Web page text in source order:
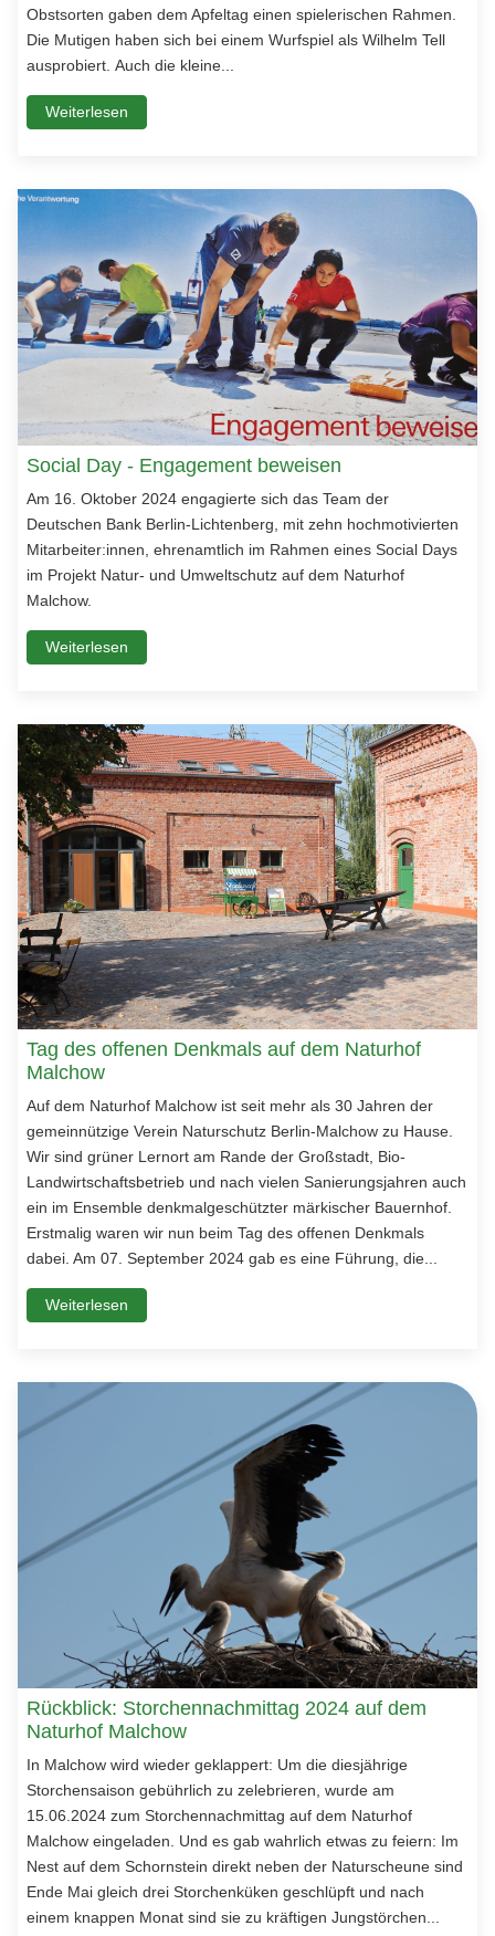
Obstsorten gaben dem Apfeltag einen spielerischen Rahmen.
Die Mutigen haben sich bei einem Wurfspiel als Wilhelm Tell
ausprobiert. Auch die kleine...
Weiterlesen
Social Day - Engagement beweisen
Am 16. Oktober 2024 engagierte sich das Team der
Deutschen Bank Berlin-Lichtenberg, mit zehn hochmotivierten
Mitarbeiter:innen, ehrenamtlich im Rahmen eines Social Days
im Projekt Natur- und Umweltschutz auf dem Naturhof
Malchow.
Weiterlesen
Tag des offenen Denkmals auf dem Naturhof
Malchow
Auf dem Naturhof Malchow ist seit mehr als 30 Jahren der
gemeinnützige Verein Naturschutz Berlin-Malchow zu Hause.
Wir sind grüner Lernort am Rande der Großstadt, Bio-
Landwirtschaftsbetrieb und nach vielen Sanierungsjahren auch
ein im Ensemble denkmalgeschützter märkischer Bauernhof.
Erstmalig waren wir nun beim Tag des offenen Denkmals
dabei. Am 07. September 2024 gab es eine Führung, die...
Weiterlesen
Rückblick: Storchennachmittag 2024 auf dem
Naturhof Malchow
In Malchow wird wieder geklappert: Um die diesjährige
Storchensaison gebührlich zu zelebrieren, wurde am
15.06.2024 zum Storchennachmittag auf dem Naturhof
Malchow eingeladen. Und es gab wahrlich etwas zu feiern: Im
Nest auf dem Schornstein direkt neben der Naturscheune sind
Ende Mai gleich drei Storchenküken geschlüpft und nach
einem knappen Monat sind sie zu kräftigen Jungstörchen...